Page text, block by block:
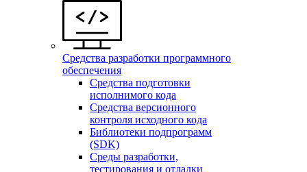
Средства разработки программного
обеспечения
Средства подготовки
исполнимого кода
Средства версионного
контроля исходного кода
Библиотеки подпрограмм
(SDK)
Среды разработки,
тестирования и отладки